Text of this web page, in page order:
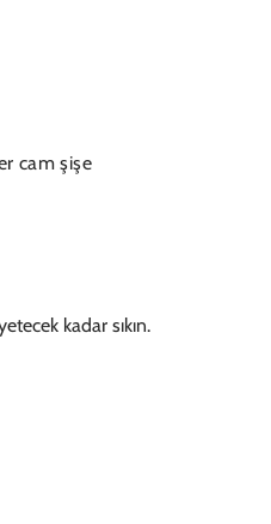
cam şişe
kadar sıkın.